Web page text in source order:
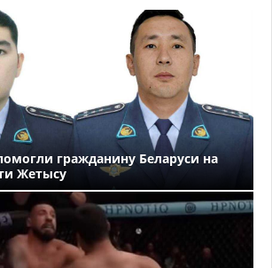
гражданину Беларуси на
Жетысу